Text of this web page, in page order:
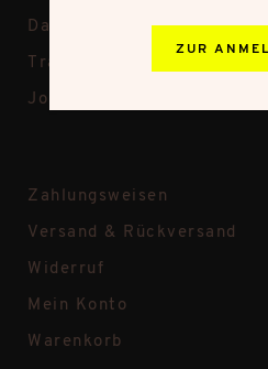
Datenschutz
Transparenz bei Frau Hölle
Jobs
Zahlungsweisen
Versand & Rückversand
Widerruf
Mein Konto
Warenkorb
ZUR